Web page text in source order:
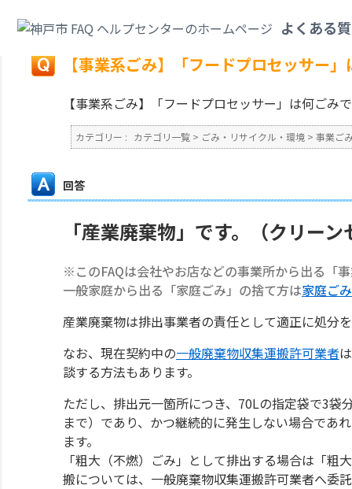
よくある
戻る
【事業系ごみ】「フードプロセッサー
【事業系ごみ】「フードプロセッサー」は何ごみ
カテゴリー : カテゴリ一覧 > ごみ・リサイクル・環境 > 事業ご
回答
「産業廃棄物」です。（クリー
※このFAQは会社やお店などの事業所から出る「
一般家庭から出る「家庭ごみ」の捨て方は家庭ご
産業廃棄物は排出事業者の責任として適正に処分
なお、現在契約中の一般廃棄物収集運搬許可業者
談する方法もあります。
ただし、排出元一箇所につき、70Lの指定袋で3
まで）であり、かつ継続的に発生しない場合であ
ます。
「粗大（不燃）ごみ」として排出する場合は「
搬については、一般廃棄物収集運搬許可業者へ委